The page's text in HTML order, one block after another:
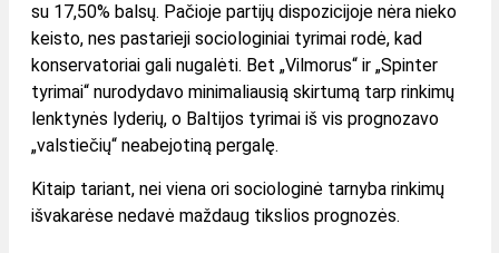
su 17,50% balsų. Pačioje partijų dispozicijoje nėra nieko
keisto, nes pastarieji sociologiniai tyrimai rodė, kad
konservatoriai gali nugalėti. Bet „Vilmorus“ ir „Spinter
tyrimai“ nurodydavo minimaliausią skirtumą tarp rinkimų
lenktynės lyderių, o Baltijos tyrimai iš vis prognozavo
„valstiečių“ neabejotiną pergalę.
Kitaip tariant, nei viena ori sociologinė tarnyba rinkimų
išvakarėse nedavė maždaug tikslios prognozės.